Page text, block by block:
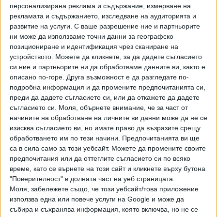
персонализирана реклама и съдържание, измерване на
рекламата и съдържанието, изследване на аудиторията и
развитие на услуги. С ваше разрешение ние и партньорите
ни може да използваме точни данни за географско
позициониране и идентификация чрез сканиране на
устройството. Можете да кликнете, за да дадете съгласието
си ние и партньорите ни да обработваме данните ви, както е
описано по-горе. Друга възможност е да разгледате по-
подробна информация и да промените предпочитанията си,
преди да дадете съгласието си, или да откажете да дадете
съгласието си. Моля, обърнете внимание, че за част от
начините на обработване на личните ви данни може да не се
изисква съгласието ви, но имате право да възразите срещу
обработването им по тези начини. Предпочитанията ви ще
са в сила само за този уебсайт. Можете да промените своите
предпочитания или да оттеглите съгласието си по всяко
време, като се върнете на този сайт и кликнете върху бутона
"Поверителност" в долната част на уеб страницата.
Моля, забележете също, че този уебсайт/това приложение
използва една или повече услуги на Google и може да
събира и съхранява информация, която включва, но не се
Старият град на Дубровник е компактен: можете да го
обиколите за час-два. Освен това по време на
пандемията градът, подобно на други суперпопулярни
туристически дестинации, беше практически празен.
Вечерта от хълма Сръдж се отваря най-добрата гледка
към града и зашеметяващата красота на залеза.
До върха му можете да се изкачите за минути от
северните крепостни стени с помощта на въжената
линия, построена през 1969 година.
Туризмът се възражда,
макар и не в същия мащаб, както преди. Улиците на
Стария град са тихи и спокойни, а в някои моменти дори
необичайно пусти. Така че предимството на
пътешественика, който реши сега да отиде в този
морски курорт, е възможността, или по-скоро
привилегията практически сам да види удивителния град